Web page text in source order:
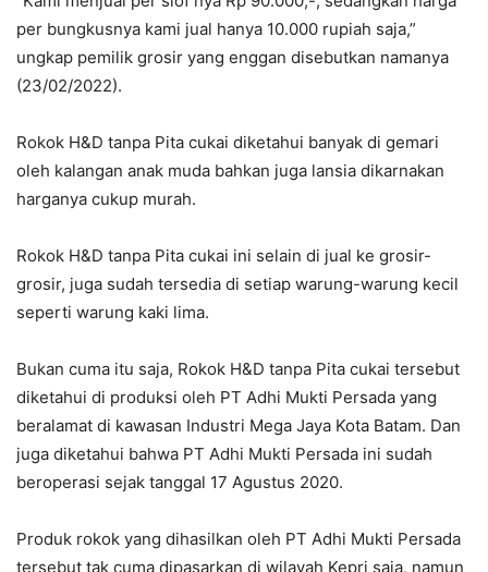
per bungkusnya kami jual hanya 10.000 rupiah saja,”
ungkap pemilik grosir yang enggan disebutkan namanya
(23/02/2022).
Rokok H&D tanpa Pita cukai diketahui banyak di gemari
oleh kalangan anak muda bahkan juga lansia dikarnakan
harganya cukup murah.
Rokok H&D tanpa Pita cukai ini selain di jual ke grosir-
grosir, juga sudah tersedia di setiap warung-warung kecil
seperti warung kaki lima.
Bukan cuma itu saja, Rokok H&D tanpa Pita cukai tersebut
diketahui di produksi oleh PT Adhi Mukti Persada yang
beralamat di kawasan Industri Mega Jaya Kota Batam. Dan
juga diketahui bahwa PT Adhi Mukti Persada ini sudah
beroperasi sejak tanggal 17 Agustus 2020.
Produk rokok yang dihasilkan oleh PT Adhi Mukti Persada
tersebut tak cuma dipasarkan di wilayah Kepri saja, namun